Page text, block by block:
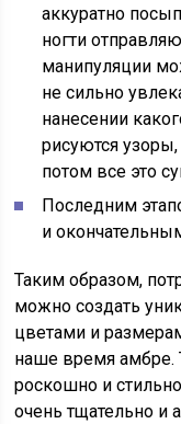
аккуратно
ногти
манипуляции
не сильно
нанесении
рисуются
потом все это
Последним
и
Таким образом,
можно создать
цветами и
наше время амбре.
роскошно и
очень тщательно и